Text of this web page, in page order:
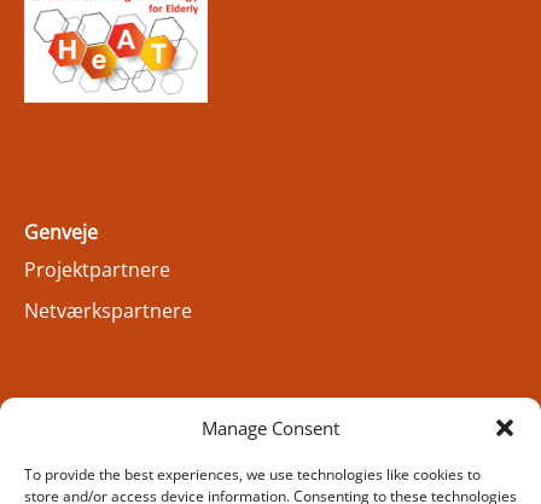
Manage Consent
To provide the best experiences, we use technologies like cookies to
store and/or access device information. Consenting to these technologies
Genveje
Projektpartnere
Netværkspartnere
Cookie Policy (EU)